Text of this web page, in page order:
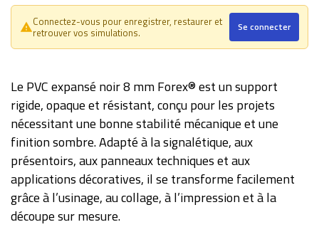
warning_amber
Connectez-vous pour enregistrer, restaurer et
retrouver vos simulations.
Se connecter
Le PVC expansé noir 8 mm Forex® est un support
rigide, opaque et résistant, conçu pour les projets
nécessitant une bonne stabilité mécanique et une
finition sombre. Adapté à la signalétique, aux
présentoirs, aux panneaux techniques et aux
applications décoratives, il se transforme facilement
grâce à l’usinage, au collage, à l’impression et à la
découpe sur mesure.